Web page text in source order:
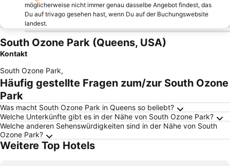
möglicherweise nicht immer genau dasselbe Angebot findest, das
Du auf trivago gesehen hast, wenn Du auf der Buchungswebsite
landest.
South Ozone Park (Queens, USA)
Kontakt
South Ozone Park,
Häufig gestellte Fragen zum/zur South Ozone
Park
Was macht South Ozone Park in Queens so beliebt?
Welche Unterkünfte gibt es in der Nähe von South Ozone Park?
Welche anderen Sehenswürdigkeiten sind in der Nähe von South
Ozone Park?
Weitere Top Hotels